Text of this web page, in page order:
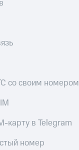
со своим номером
карту в Telegram
номер